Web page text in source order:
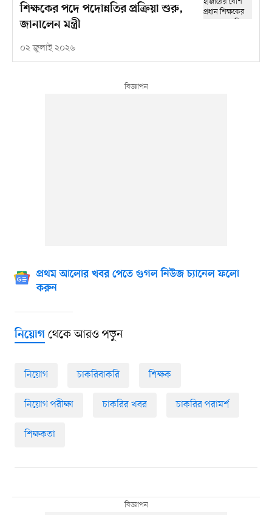
শিক্ষকের পদে পদোন্নতির প্রক্রিয়া শুরু,
জানালেন মন্ত্রী
০২ জুলাই ২০২৬
প্রথম আলোর খবর পেতে গুগল নিউজ চ্যানেল ফলো
করুন
নিয়োগথেকে আরও পড়ুন
নিয়োগ চাকরিবাকরি শিক্ষক
নিয়োগ পরীক্ষা চাকরির খবর চাকরির পরামর্শ
শিক্ষকতা